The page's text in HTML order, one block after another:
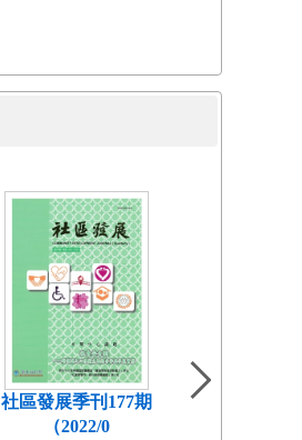
社區發展季刊177期
（2022/0
社區發展季刊